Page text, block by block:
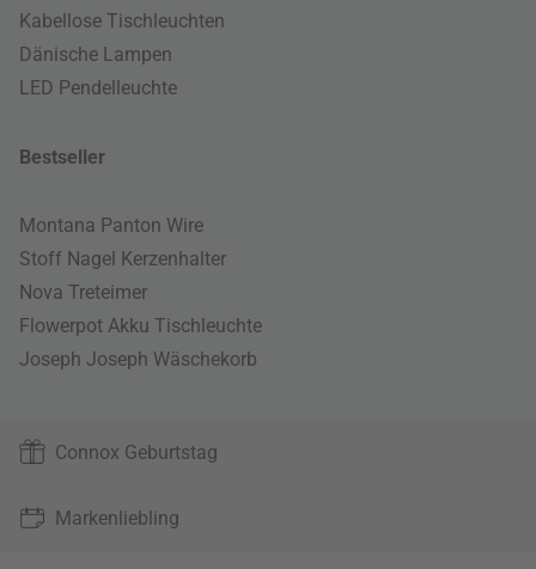
Kabellose Tischleuchten
Dänische Lampen
LED Pendelleuchte
Bestseller
Montana Panton Wire
Stoff Nagel Kerzenhalter
Nova Treteimer
Flowerpot Akku Tischleuchte
Joseph Joseph Wäschekorb
Connox Geburtstag
Markenliebling